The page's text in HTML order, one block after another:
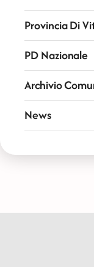
Provincia Di
PD Nazionale
Archivio
News